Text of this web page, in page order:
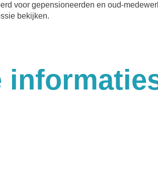
voor gepensioneerden en oud-
bekijken.